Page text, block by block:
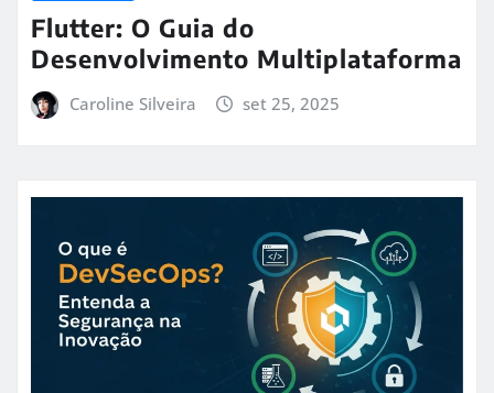
Flutter: O Guia do
Desenvolvimento Multiplataforma
Caroline Silveira set 25, 2025